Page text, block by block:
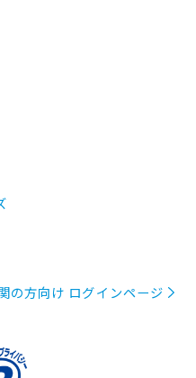
の方向け ログインページ